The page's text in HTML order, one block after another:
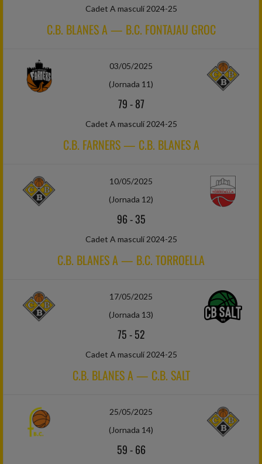
Cadet A masculí 2024-25
C.B. BLANES A — B.C. FONTAJAU GROC
03/05/2025
(Jornada 11)
79-87
Cadet A masculí 2024-25
C.B. FARNERS — C.B. BLANES A
10/05/2025
(Jornada 12)
96-35
Cadet A masculí 2024-25
C.B. BLANES A — B.C. TORROELLA
17/05/2025
(Jornada 13)
75-52
Cadet A masculí 2024-25
C.B. BLANES A — C.B. SALT
25/05/2025
(Jornada 14)
59-66